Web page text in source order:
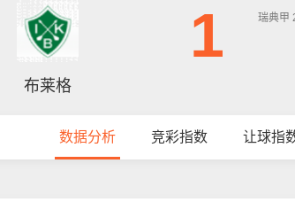
布莱格
1 瑞典甲
数据分析 竞彩指数 让球指